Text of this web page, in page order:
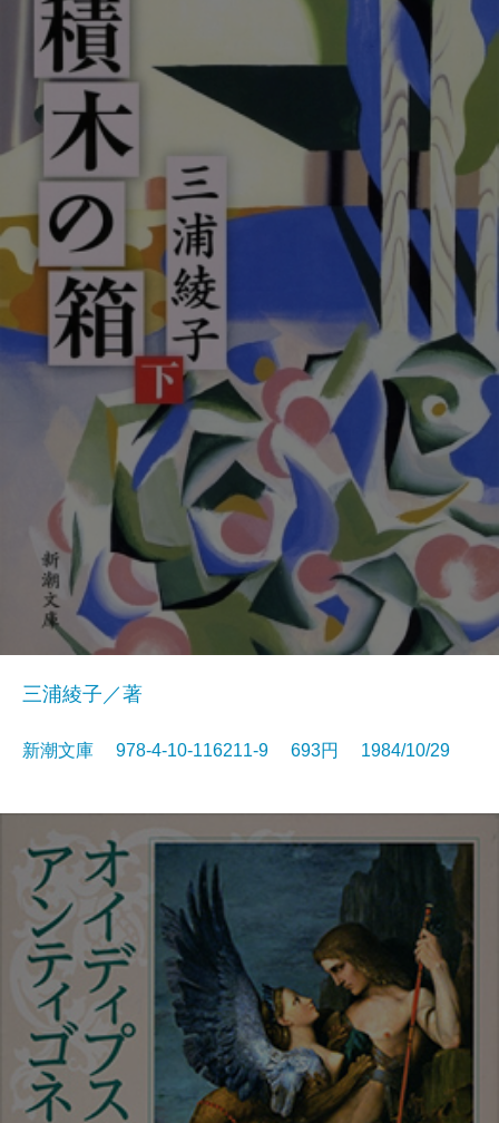
三浦綾子／著
新潮文庫 978-4-10-116211-9 693円 1984/10/29